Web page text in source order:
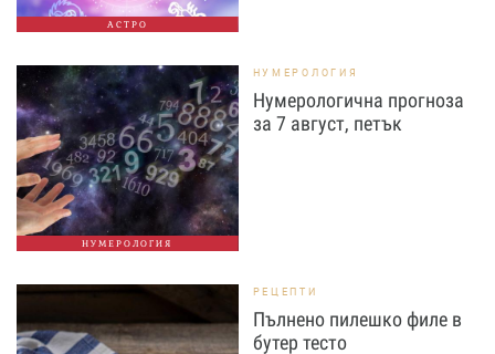
АСТРО
НУМЕРОЛОГИЯ
НУМЕРОЛОГИЯ
Нумерологична прогноза
за 7 август, петък
РЕЦЕПТИ
Пълнено пилешко филе в
бутер тесто